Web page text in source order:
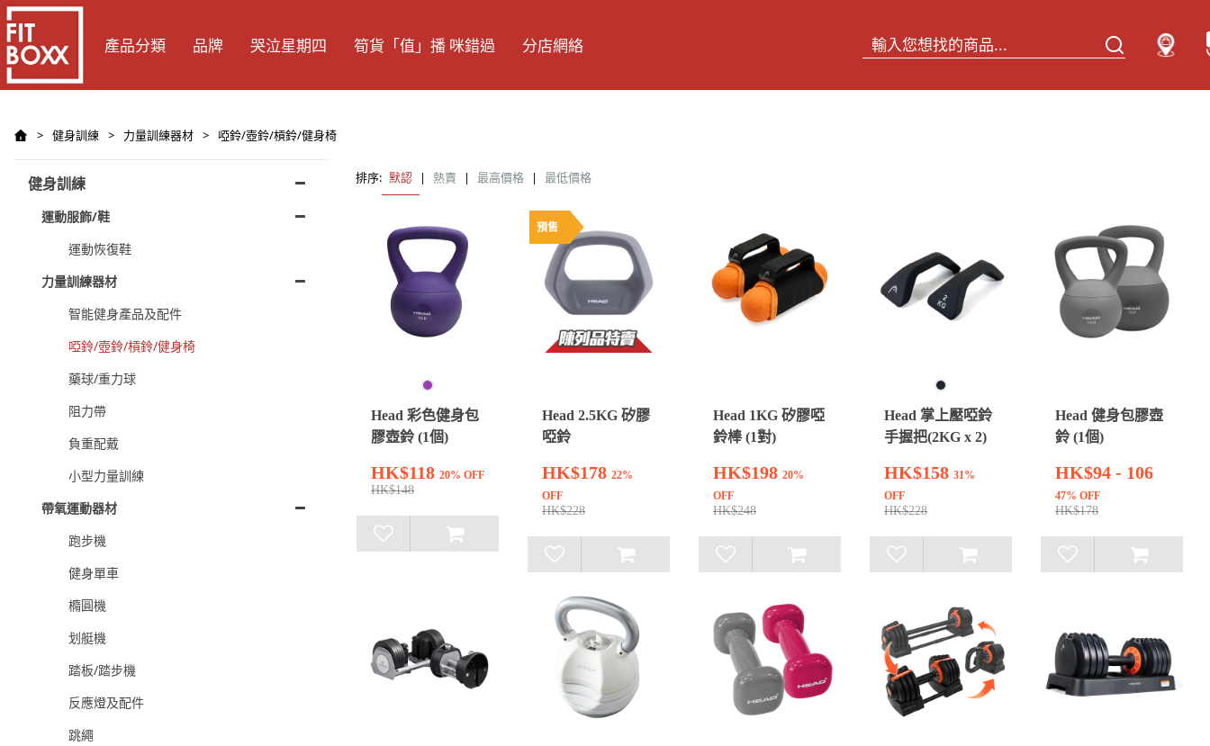
產品分類 品牌 哭泣星期四 筍貨「值」播 咪錯過 分店網絡
> 健身訓練 > 力量訓練器材 > 啞鈴/壺鈴/槓鈴/健身椅
健身訓練
運動服飾/鞋
運動恢復鞋
力量訓練器材
智能健身產品及配件
啞鈴/壺鈴/槓鈴/健身椅
藥球/重力球
阻力帶
負重配戴
小型力量訓練
帶氧運動器材
跑步機
健身單車
橢圓機
划艇機
踏板/踏步機
反應燈及配件
跳繩
排序: 默認 | 熱賣 | 最高價格 | 最低價格
Head 彩色健身包
膠壺鈴 (1個)
HK$118 20% OFF
HK$148
預售
Head 2.5KG 矽膠
啞鈴
HK$178 22%
OFF
HK$228
Head 1KG 矽膠啞
鈴棒 (1對)
HK$198 20%
OFF
HK$248
Head 掌上壓啞鈴
手握把(2KG x 2)
HK$158 31%
OFF
HK$228
Head 健身包膠壺
鈴 (1個)
HK$94 - 106
47% OFF
HK$178